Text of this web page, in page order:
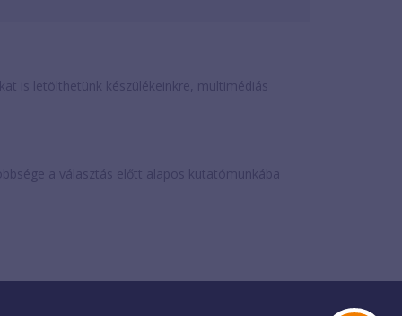
is letölthetünk készülékeinkre, multimédiás
a választás előtt alapos kutatómunkába